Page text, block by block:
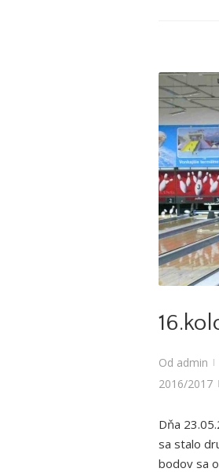
Od admin |
2016/2017 |
Dňa
sa stalo
bodov sa